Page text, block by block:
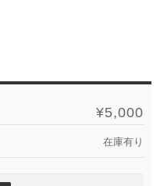
¥5,000
在庫有り